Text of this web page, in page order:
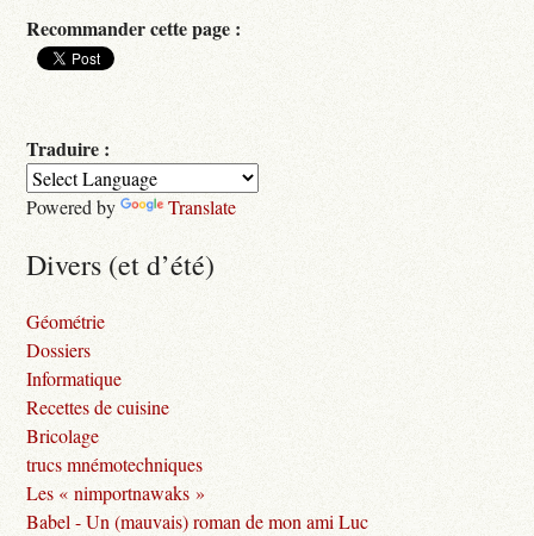
Recommander cette page :
Traduire :
Powered by Translate
Divers (et d’été)
Géométrie
Dossiers
Informatique
Recettes de cuisine
Bricolage
trucs mnémotechniques
Les « nimportnawaks »
Babel - Un (mauvais) roman de mon ami Luc